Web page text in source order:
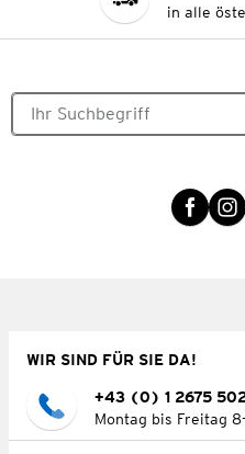
in alle
WIR SIND FÜR SIE DA!
+43 (0) 1 2675
Montag bis Freitag